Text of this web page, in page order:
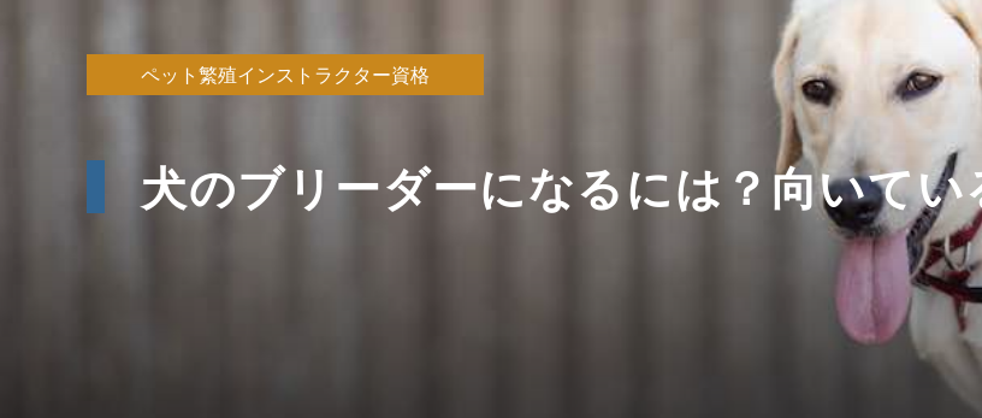
ペット繁殖インストラクター資格
犬のブリーダーになるには？向いて